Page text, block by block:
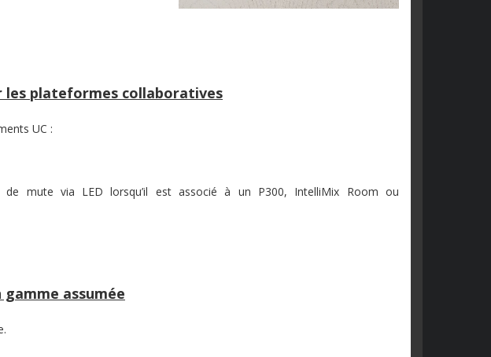
plateformes collaboratives
UC :
mute via LED lorsqu’il est associé à un P300, IntelliMix Room ou
gamme assumée